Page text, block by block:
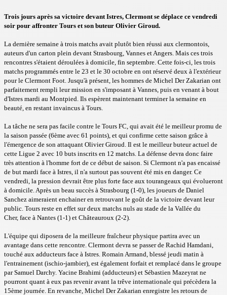
Trois jours après sa victoire devant Istres, Clermont se déplace ce vendredi
soir pour affronter Tours et son buteur Olivier Giroud.
La dernière semaine à trois matchs avait plutôt bien réussi aux clermontois,
auteurs d'un carton plein devant Strasbourg, Vannes et Angers. Mais ces trois
rencontres s'étaient déroulées à domicile, fin septembre. Cette fois-ci, les trois
matchs programmés entre le 23 et le 30 octobre en ont réservé deux à l'extérieur
pour le Clermont Foot. Jusqu'à présent, les hommes de Michel Der Zakarian ont
parfaitement rempli leur mission en s'imposant à Vannes, puis en venant à bout
d'Istres mardi au Montpied. Ils espèrent maintenant terminer la semaine en
beauté, en restant invaincus à Tours.
La tâche ne sera pas facile contre le Tours FC, qui avait été le meilleur promu de
la saison passée (6ème avec 61 points), et qui confirme cette saison grâce à
l'émergence de son attaquant Olivier Giroud. Il est le meilleur buteur actuel de
cette Ligue 2 avec 10 buts inscrits en 12 matchs. La défense devra donc faire
très attention à l'homme fort de ce début de saison. Si Clermont n'a pas encaissé
de but mardi face à Istres, il n'a surtout pas souvent été mis en danger. Ce
vendredi, la pression devrait être plus forte face aux tourangeaux qui évolueront
à domicile. Après un beau succès à Strasbourg (1-0), les joueurs de Daniel
Sanchez aimeraient enchainer en retrouvant le goût de la victoire devant leur
public. Tours reste en effet sur deux matchs nuls au stade de la Vallée du
Cher, face à Nantes (1-1) et Châteauroux (2-2).
L'équipe qui diposera de la meilleure fraîcheur physique partira avec un
avantage dans cette rencontre. Clermont devra se passer de Rachid Hamdani,
touché aux adducteurs face à Istres. Romain Armand, blessé jeudi matin à
l'entrainement (ischio-jambier), est également forfait et remplacé dans le groupe
par Samuel Darchy. Yacine Brahimi (adducteurs) et Sébastien Mazeyrat ne
pourront quant à eux pas revenir avant la trêve internationale qui précèdera la
15ème journée. En revanche, Michel Der Zakarian enregistre les retours de